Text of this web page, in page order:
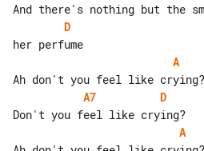
D
A
A7
D
A